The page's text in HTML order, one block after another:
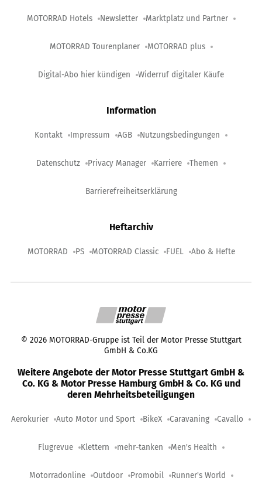
MOTORRAD Hotels Newsletter Marktplatz und Partner
MOTORRAD Tourenplaner MOTORRAD plus
Digital-Abo hier kündigen Widerruf digitaler Käufe
Information
Kontakt Impressum AGB Nutzungsbedingungen
Datenschutz Privacy Manager Karriere Themen
Barrierefreiheitserklärung
Heftarchiv
MOTORRAD PS MOTORRAD Classic FUEL Abo & Hefte
© 2026 MOTORRAD-Gruppe ist Teil der Motor Presse Stuttgart
GmbH & Co.KG
Weitere Angebote der Motor Presse Stuttgart GmbH &
Co. KG & Motor Presse Hamburg GmbH & Co. KG und
deren Mehrheitsbeteiligungen
Aerokurier Auto Motor und Sport BikeX Caravaning Cavallo
Flugrevue Klettern mehr-tanken Men's Health
Motorradonline Outdoor Promobil Runner's World